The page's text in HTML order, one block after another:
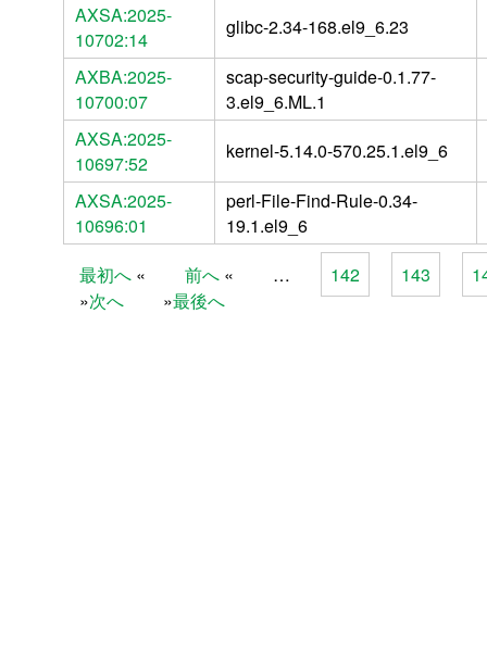
AXSA:2025-
10702:14
glibc-2.34-168.el9_6.23
AXBA:2025-
10700:07
scap-security-guide-0.1.77-
3.el9_6.ML.1
AXSA:2025-
10697:52
kernel-5.14.0-570.25.1.el9_6
AXSA:2025-
10696:01
perl-File-Find-Rule-0.34-
19.1.el9_6
Pages
最初へ 前へ … 142 143
次へ
最後へ